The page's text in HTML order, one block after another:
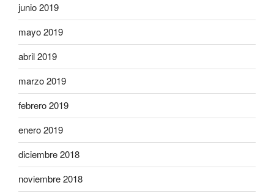
junio 2019
mayo 2019
abril 2019
marzo 2019
febrero 2019
enero 2019
diciembre 2018
noviembre 2018